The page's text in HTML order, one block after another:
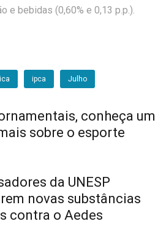
e bebidas (0,60% e 0,13 p.p.).
ipca Julho
conheça um
sobre o esporte
da UNESP
novas substâncias
contra o Aedes